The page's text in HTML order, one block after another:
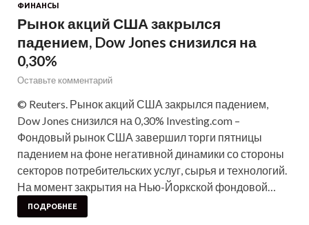
ФИНАНСЫ
Рынок акций США закрылся
падением, Dow Jones снизился на
0,30%
Оставьте комментарий
© Reuters. Рынок акций США закрылся падением,
Dow Jones снизился на 0,30% Investing.com –
Фондовый рынок США завершил торги пятницы
падением на фоне негативной динамики со стороны
секторов потребительских услуг, сырья и технологий.
На момент закрытия на Нью-Йоркской фондовой…
ПОДРОБНЕЕ